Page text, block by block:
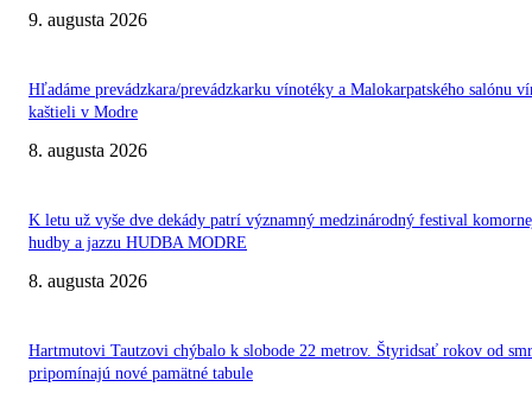
9. augusta 2026
Hľadáme prevádzkara/prevádzkarku vínotéky a Malokarpatského salónu
kaštieli v Modre
8. augusta 2026
K letu už vyše dve dekády patrí významný medzinárodný festival
hudby a jazzu HUDBA MODRE
8. augusta 2026
Hartmutovi Tautzovi chýbalo k slobode 22 metrov. Štyridsať rokov od
pripomínajú nové pamätné tabule